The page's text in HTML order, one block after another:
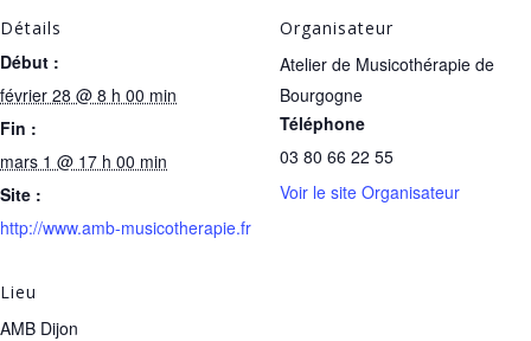
Détails
Début :
février 28 @ 8 h 00 min
Fin :
mars 1 @ 17 h 00 min
Site :
http://www.amb-musicotherapie.fr
Organisateur
Atelier de Musicothérapie de
Bourgogne
Téléphone
03 80 66 22 55
Voir le site Organisateur
Lieu
AMB Dijon